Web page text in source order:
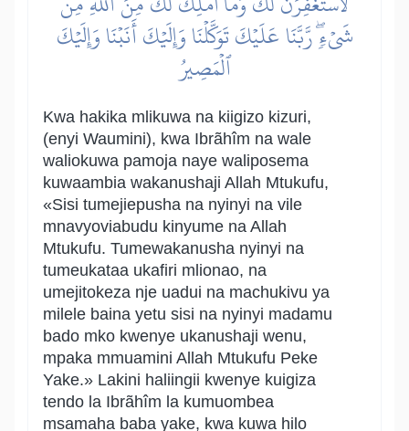
شَيۡءٖۖ رَّبَّنَا عَلَيۡكَ تَوَكَّلۡنَا وَإِلَيۡكَ أَنَبۡنَا وَإِلَيۡكَ
ٱلۡمَصِيرُ
Kwa hakika mlikuwa na kiigizo kizuri,
(enyi Waumini), kwa Ibrãhîm na wale
waliokuwa pamoja naye waliposema
kuwaambia wakanushaji Allah Mtukufu,
«Sisi tumejiepusha na nyinyi na vile
mnavyoviabudu kinyume na Allah
Mtukufu. Tumewakanusha nyinyi na
tumeukataa ukafiri mlionao, na
umejitokeza nje uadui na machukivu ya
milele baina yetu sisi na nyinyi madamu
bado mko kwenye ukanushaji wenu,
mpaka mmuamini Allah Mtukufu Peke
Yake.» Lakini haliingii kwenye kuigiza
tendo la Ibrãhîm la kumuombea
msamaha baba yake, kwa kuwa hilo